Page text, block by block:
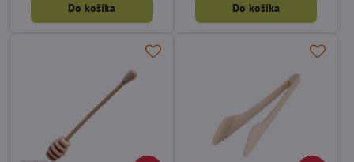
Do košíka Do košíka